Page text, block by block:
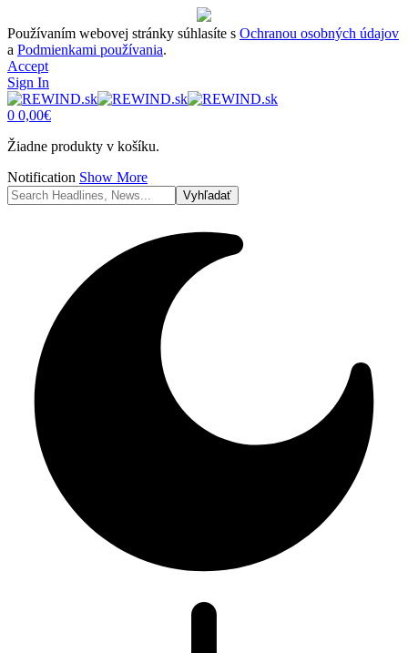
Používaním webovej stránky súhlasíte s Ochranou osobných údajov
a Podmienkami používania.
Accept
Sign In
0 0,00€
Žiadne produkty v košíku.
Notification Show More